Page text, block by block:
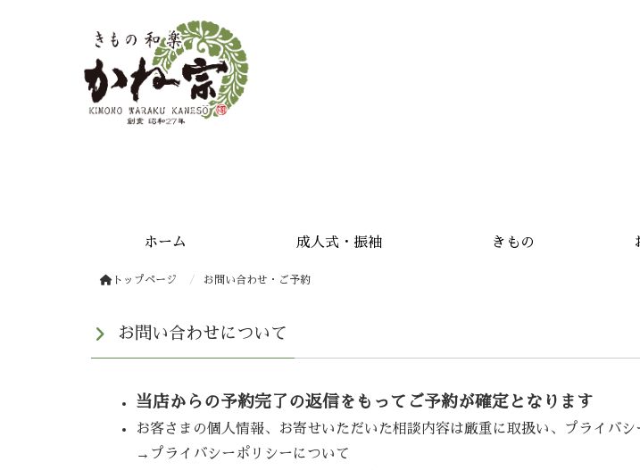
ホーム 成人式・振袖 きもの
トップページ お問い合わせ・ご予約
お問い合わせについて
当店からの予約完了の返信をもってご予約が確定となります
お客さまの個人情報、お寄せいただいた相談内容は厳重に取扱い、プライバシ
→プライバシーポリシーについて